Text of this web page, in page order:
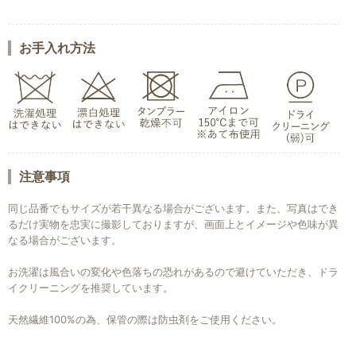
お手入れ方法
注意事項
同じ品番でもサイズが若干異なる場合がございます。また、写真はでき
るだけ実物を忠実に撮影しておりますが、画面上とイメージや色味が異
なる場合がございます。
お洗濯は風合いの変化や色落ちの恐れがあるので避けていただき、ドラ
イクリーニングを推奨しています。
天然繊維100%の為、保管の際は防虫剤をご使用ください。